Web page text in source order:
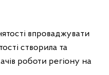
впроваджувати
створила та
роботи регіону на